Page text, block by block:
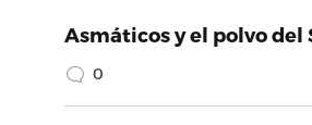
Asmáticos y el polvo del
0